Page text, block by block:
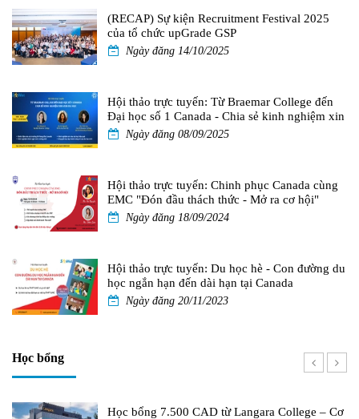
(RECAP) Sự kiện Recruitment Festival 2025
của tổ chức upGrade GSP
Ngày đăng 14/10/2025
Hội thảo trực tuyến: Từ Braemar College đến
Đại học số 1 Canada - Chia sẻ kinh nghiệm xin
visa du học
Ngày đăng 08/09/2025
Hội thảo trực tuyến: Chinh phục Canada cùng
EMC "Đón đầu thách thức - Mở ra cơ hội"
Ngày đăng 18/09/2024
Hội thảo trực tuyến: Du học hè - Con đường du
học ngắn hạn đến dài hạn tại Canada
Ngày đăng 20/11/2023
Học bổng
Học bổng 7.500 CAD từ Langara College – Cơ